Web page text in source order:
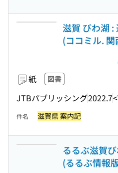
滋賀 びわ湖 :
(ココミル. 関
紙 図書
JTBパブリッシング2022.7
件名 滋賀県 案内記
るるぶ滋賀
(るるぶ情報